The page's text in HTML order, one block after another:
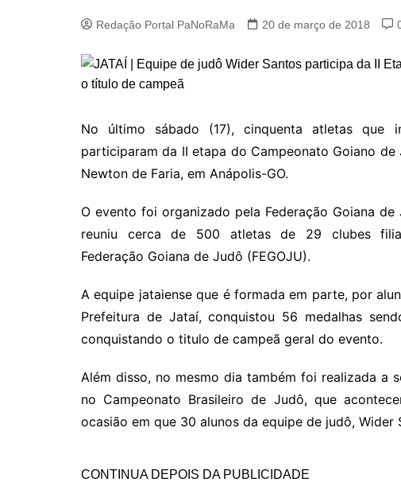
Redação Portal PaNoRaMa 20 de março de 2018
No último sábado (17), cinquenta atletas que
participaram da II etapa do Campeonato Goiano
Newton de Faria, em Anápolis-GO.
O evento foi organizado pela Federação Goiana de
reuniu cerca de 500 atletas de 29 clubes
Federação Goiana de Judô (FEGOJU).
A equipe jataiense que é formada em parte, por
Prefeitura de Jataí, conquistou 56 medalhas
conquistando o titulo de campeã geral do evento.
Além disso, no mesmo dia também foi realizada a
no Campeonato Brasileiro de Judô, que
ocasião em que 30 alunos da equipe de judô,
CONTINUA DEPOIS DA PUBLICIDADE